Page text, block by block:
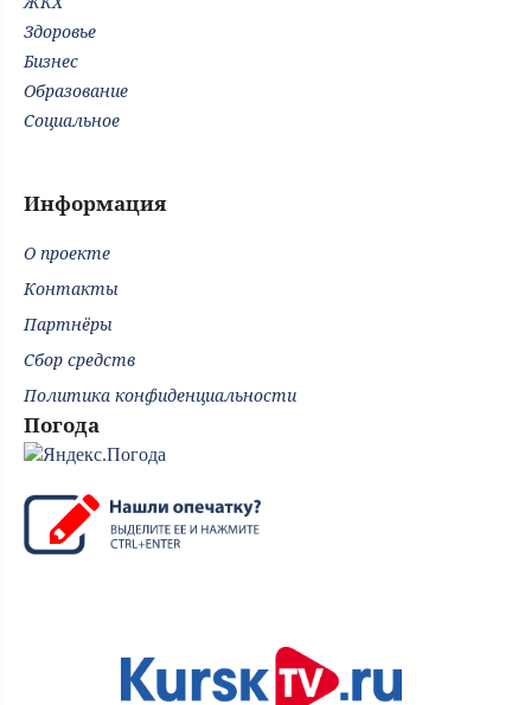
Здоровье
Бизнес
Образование
Социальное
Информация
О проекте
Контакты
Партнёры
Сбор средств
Политика конфиденциальности
Погода